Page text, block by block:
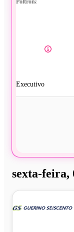
Executivo
sexta-feira,